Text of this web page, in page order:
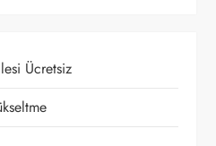
Ücretsiz